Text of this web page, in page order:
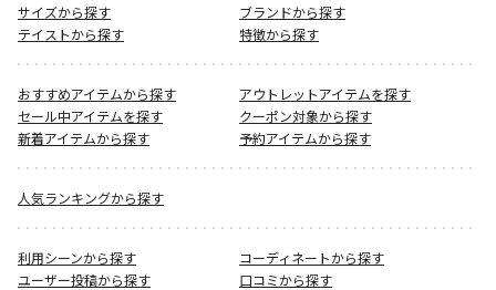
サイズから探す
ブランドから探す
テイストから探す
特徴から探す
おすすめアイテムから探す
アウトレットアイテムを探す
セール中アイテムを探す
クーポン対象から探す
新着アイテムから探す
予約アイテムから探す
人気ランキングから探す
利用シーンから探す
コーディネートから探す
ユーザー投稿から探す
口コミから探す